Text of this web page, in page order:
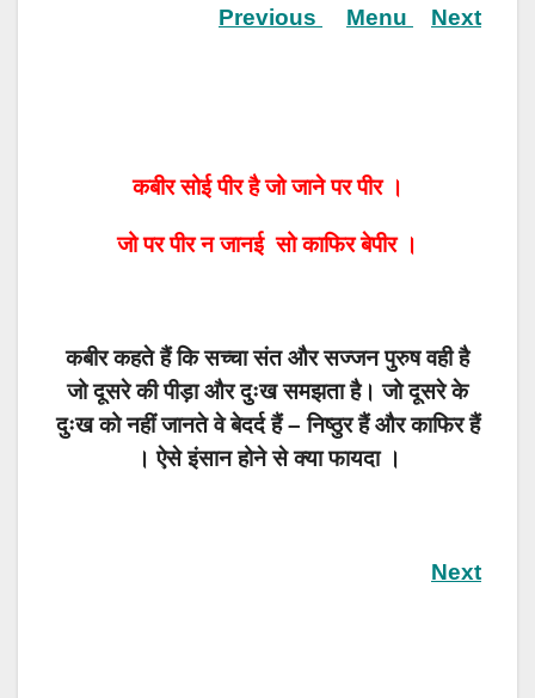
Previous Menu Next
कबीर सोई पीर है जो जाने पर पीर ।
जो पर पीर न जानई सो काफिर बेपीर ।
कबीर कहते हैं कि सच्चा संत और सज्जन पुरुष वही है
जो दूसरे की पीड़ा और दुःख समझता है। जो दूसरे के
दुःख को नहीं जानते वे बेदर्द हैं – निष्ठुर हैं और काफिर हैं
। ऐसे इंसान होने से क्या फायदा ।
Next